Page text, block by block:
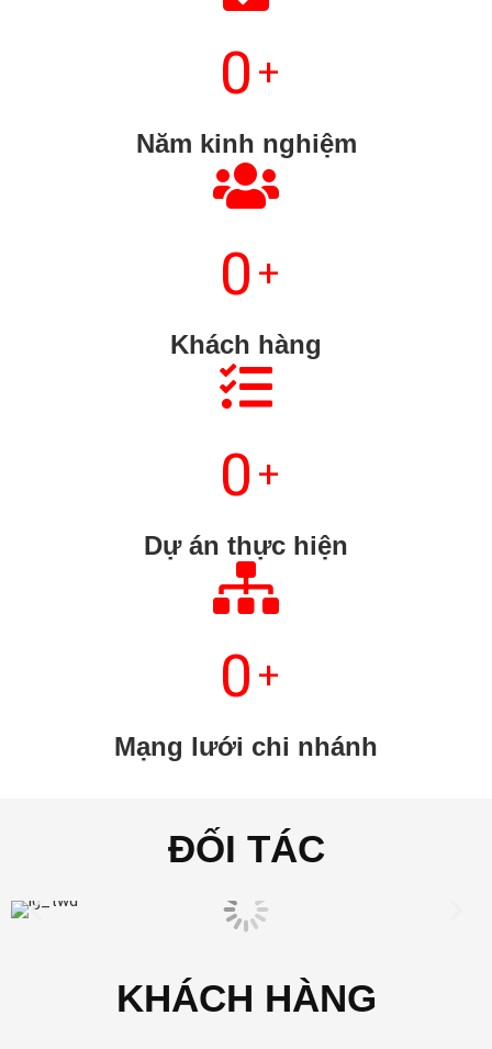
0 +
Năm kinh nghiệm
0 +
Khách hàng
0 +
Dự án thực hiện
0 +
Mạng lưới chi nhánh
ĐỐI TÁC
KHÁCH HÀNG